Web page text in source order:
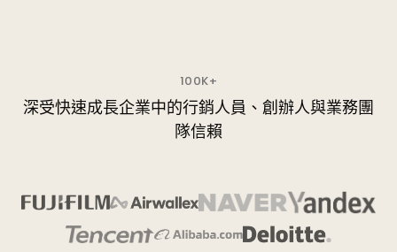
100K+
深受快速成長企業中的行銷人員、創辦人與業務團
隊信賴